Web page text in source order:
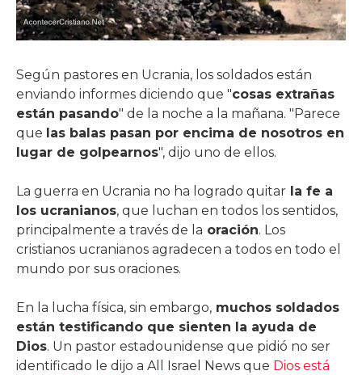
Según pastores en Ucrania, los soldados están
enviando informes diciendo que "cosas extrañas
están pasando" de la noche a la mañana. "Parece
que las balas pasan por encima de nosotros en
lugar de golpearnos", dijo uno de ellos.
La guerra en Ucrania no ha logrado quitar la fe a
los ucranianos, que luchan en todos los sentidos,
principalmente a través de la oración. Los
cristianos ucranianos agradecen a todos en todo el
mundo por sus oraciones.
En la lucha física, sin embargo, muchos soldados
están testificando que sienten la ayuda de
Dios. Un pastor estadounidense que pidió no ser
identificado le dijo a All Israel News que Dios está